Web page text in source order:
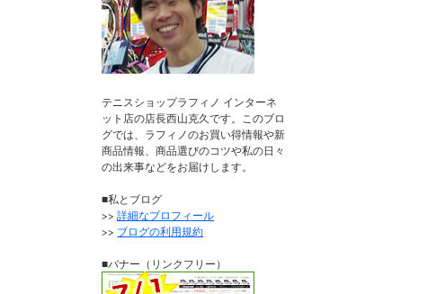
テニスショップラフィノ インターネ
ット店の店長西山克久です。このブロ
グでは、ラフィノのお買い得情報や新
商品情報、商品選びのコツや私の日々
の出来事などをお届けします。
■私とブログ
>>詳細なプロフィール
>> ブログの利用規約
■バナー（リンクフリー）